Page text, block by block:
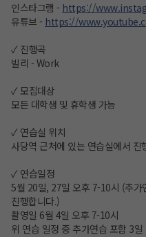
인스타그램 - https://
유튜브 - https://
✓ 진행곡
빌리 - Work
✓ 모집대상
모든 대학생 및 휴학생 가능
✓ 연습실 위치
사당역 근처에 있는 연습실에서 진
✓ 연습일정
5월 20일, 27일 오후 7-10시 (추
진행합니다.)
촬영일 6월 4일 오후 7-10시
위 연습 일정 중 추가연습 포함 3